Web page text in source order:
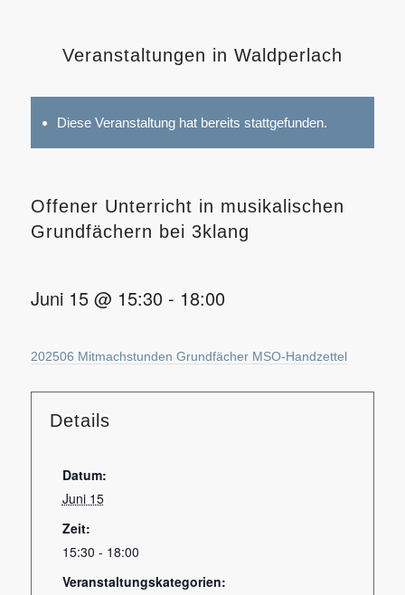
Veranstaltungen in Waldperlach
Diese Veranstaltung hat bereits stattgefunden.
Offener Unterricht in musikalischen
Grundfächern bei 3klang
Juni 15 @ 15:30 - 18:00
202506 Mitmachstunden Grundfächer MSO-Handzettel
Details
Datum:
Juni 15
Zeit:
15:30 - 18:00
Veranstaltungskategorien: